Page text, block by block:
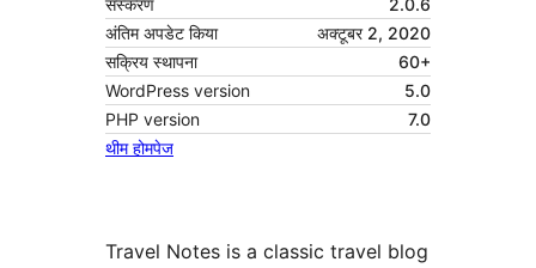
संस्करण
2.0.6
अंतिम अपडेट किया
अक्टूबर 2, 2020
सक्रिय स्थापना
60+
WordPress version
5.0
PHP version
7.0
थीम होमपेज
Travel Notes is a classic travel blog